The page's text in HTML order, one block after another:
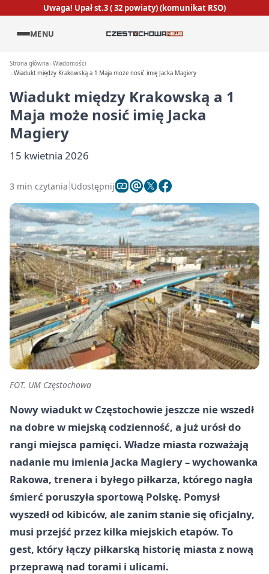
Uwaga! Upał st.3 ( 32 powiaty) (komunikat RSO)
MENU
Strona główna Wiadomości
Wiadukt między Krakowską a 1 Maja może nosić imię Jacka Magiery
Wiadukt między Krakowską a 1
Maja może nosić imię Jacka
Magiery
15 kwietnia 2026
3 min czytania Udostępnij
FOT. UM Częstochowa
Nowy wiadukt w Częstochowie jeszcze nie wszedł
na dobre w miejską codzienność, a już urósł do
rangi miejsca pamięci. Władze miasta rozważają
nadanie mu imienia Jacka Magiery – wychowanka
Rakowa, trenera i byłego piłkarza, którego nagła
śmierć poruszyła sportową Polskę. Pomysł
wyszedł od kibiców, ale zanim stanie się oficjalny,
musi przejść przez kilka miejskich etapów. To
gest, który łączy piłkarską historię miasta z nową
przeprawą nad torami i ulicami.